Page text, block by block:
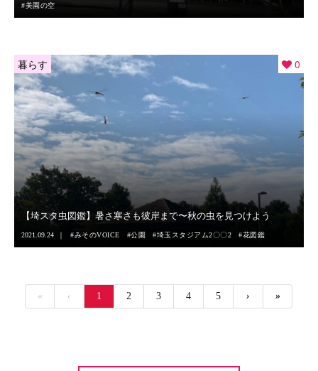
美園の空
暮らす 0
【埼スタ虫図鑑】暑さ寒さも彼岸まで〜秋の虫を見つけよう
2021.09.24 みそのVOICE 公園 埼玉スタジアム2〇〇2 花図鑑
« ‹ 1 2 3 4 5 › »